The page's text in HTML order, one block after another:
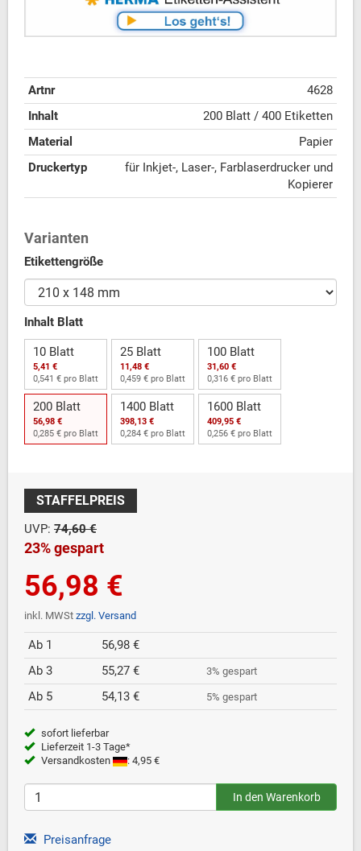
Artnr
4628
Inhalt
200 Blatt / 400 Etiketten
Material
Papier
Druckertyp
für Inkjet-, Laser-, Farblaserdrucker und
Kopierer
Varianten
Etikettengröße
Inhalt Blatt
10 Blatt
5,41 €
0,541 € pro Blatt
25 Blatt
11,48 €
0,459 € pro Blatt
100 Blatt
31,60 €
0,316 € pro Blatt
200 Blatt
56,98 €
0,285 € pro Blatt
1400 Blatt
398,13 €
0,284 € pro Blatt
1600 Blatt
409,95 €
0,256 € pro Blatt
STAFFELPREIS
UVP: 74,60 €
23% gespart
56,98 €
inkl. MWSt zzgl. Versand
Ab 1
56,98 €
Ab 3
55,27 € 3% gespart
Ab 5 54,13 € 5% gespart
sofort lieferbar
Lieferzeit 1-3 Tage*
Versandkosten
: 4,95 €
Preisanfrage